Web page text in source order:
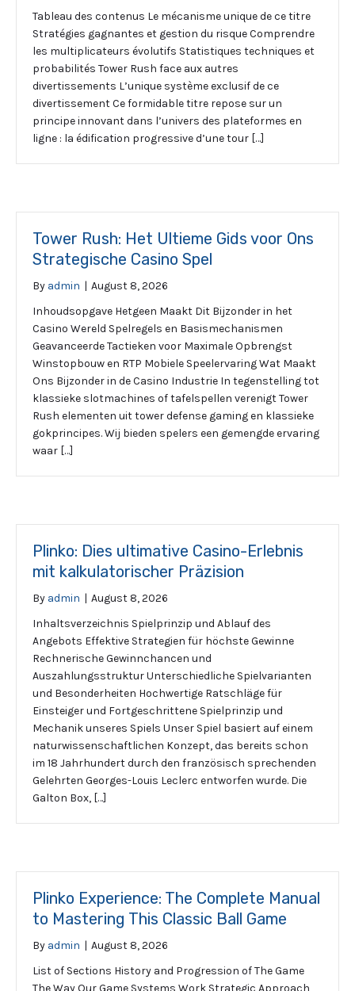
Tableau des contenus Le mécanisme unique de ce titre
Stratégies gagnantes et gestion du risque Comprendre
les multiplicateurs évolutifs Statistiques techniques et
probabilités Tower Rush face aux autres
divertissements L’unique système exclusif de ce
divertissement Ce formidable titre repose sur un
principe innovant dans l’univers des plateformes en
ligne : la édification progressive d’une tour […]
Tower Rush: Het Ultieme Gids voor Ons
Strategische Casino Spel
By admin | August 8, 2026
Inhoudsopgave Hetgeen Maakt Dit Bijzonder in het
Casino Wereld Spelregels en Basismechanismen
Geavanceerde Tactieken voor Maximale Opbrengst
Winstopbouw en RTP Mobiele Speelervaring Wat Maakt
Ons Bijzonder in de Casino Industrie In tegenstelling tot
klassieke slotmachines of tafelspellen verenigt Tower
Rush elementen uit tower defense gaming en klassieke
gokprincipes. Wij bieden spelers een gemengde ervaring
waar […]
Plinko: Dies ultimative Casino-Erlebnis
mit kalkulatorischer Präzision
By admin | August 8, 2026
Inhaltsverzeichnis Spielprinzip und Ablauf des
Angebots Effektive Strategien für höchste Gewinne
Rechnerische Gewinnchancen und
Auszahlungsstruktur Unterschiedliche Spielvarianten
und Besonderheiten Hochwertige Ratschläge für
Einsteiger und Fortgeschrittene Spielprinzip und
Mechanik unseres Spiels Unser Spiel basiert auf einem
naturwissenschaftlichen Konzept, das bereits schon
im 18 Jahrhundert durch den französisch sprechenden
Gelehrten Georges-Louis Leclerc entworfen wurde. Die
Galton Box, […]
Plinko Experience: The Complete Manual
to Mastering This Classic Ball Game
By admin | August 8, 2026
List of Sections History and Progression of The Game
The Way Our Game Systems Work Strategic Approach